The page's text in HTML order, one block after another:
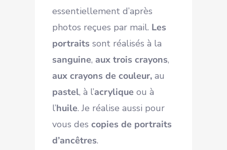
essentiellement d’après
photos reçues par mail. Les
portraits sont réalisés à la
sanguine, aux trois crayons,
aux crayons de couleur,au
pastel, à l’acrylique ou à
l’huile. Je réalise aussi pour
vous des copies de portraits
d’ancêtres.